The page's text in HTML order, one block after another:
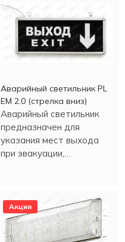
Аварийный светильник PL
EM 2.0 (стрелка вниз)
Аварийный светильник
предназначен для
указания мест выхода
при эвакуации,
Акция